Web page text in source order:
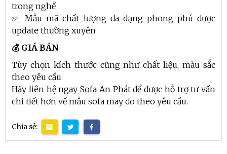
trong nghề
✅ Mẫu mã chất lượng đa dạng phong phú được
update thường xuyên
💰 GIÁ BÁN
Tùy chọn kích thước cũng như chất liệu, màu sắc
theo yêu cầu
Hãy liên hệ ngay Sofa An Phát để được hỗ trợ tư vấn
chi tiết hơn về mẫu sofa may đo theo yêu cầu.
Chia sẻ: